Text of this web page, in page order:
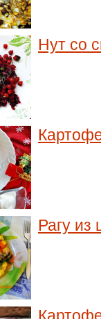
Нут со
Рагу из